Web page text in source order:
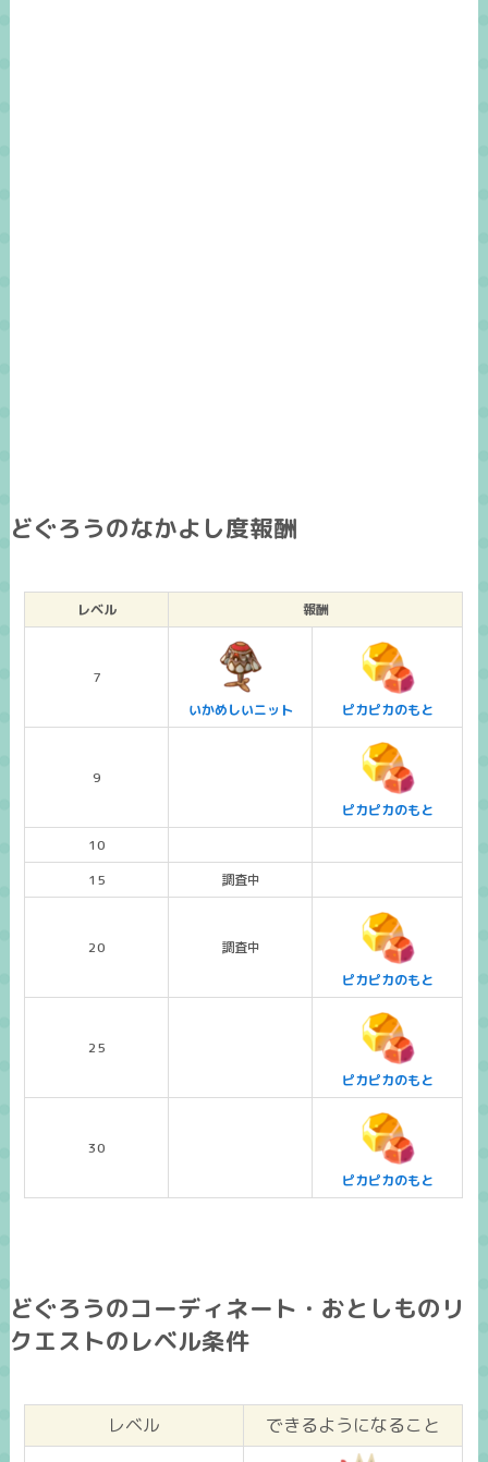
どぐろうのなかよし度報酬​
レベル 報酬
7
いかめしいニット
ピカピカのもと
9
ピカピカのもと
10
15
調査中
20
調査中
ピカピカのもと
25
ピカピカのもと
30
ピカピカのもと
どぐろうのコーディネート・おとしものリ
クエストのレベル条件
レベル できるようになること